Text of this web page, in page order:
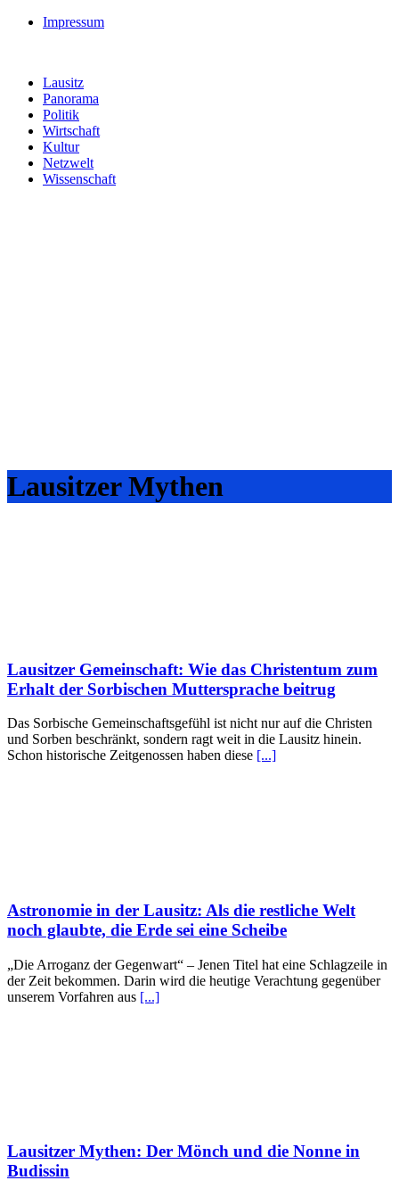
Impressum
Lausitz
Panorama
Politik
Wirtschaft
Kultur
Netzwelt
Wissenschaft
Lausitzer Mythen
Lausitzer Gemeinschaft: Wie das Christentum zum
Erhalt der Sorbischen Muttersprache beitrug
Das Sorbische Gemeinschaftsgefühl ist nicht nur auf die Christen
und Sorben beschränkt, sondern ragt weit in die Lausitz hinein.
Schon historische Zeitgenossen haben diese [...]
Astronomie in der Lausitz: Als die restliche Welt
noch glaubte, die Erde sei eine Scheibe
„Die Arroganz der Gegenwart“ – Jenen Titel hat eine Schlagzeile in
der Zeit bekommen. Darin wird die heutige Verachtung gegenüber
unserem Vorfahren aus [...]
Lausitzer Mythen: Der Mönch und die Nonne in
Budissin